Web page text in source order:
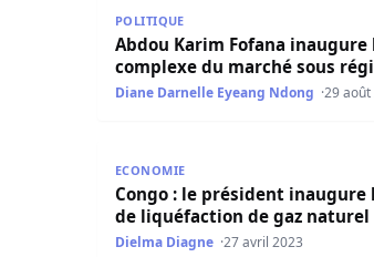
POLITIQUE
Abdou Karim Fofana inaugure
complexe du marché sous
Diane Darnelle Eyeang Ndong 29 août
ECONOMIE
Congo : le président
de liquéfaction de gaz naturel
Dielma Diagne 27 avril 2023